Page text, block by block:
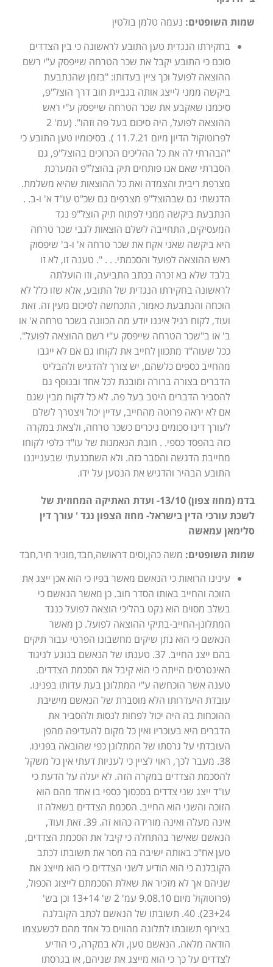
שמות השופטים: נעמה טלמן בולטין
בחקירתו הנגדית טען התובע לראשונה כי בין הצדדים
סוכם כי התובע יקבל את שכר הטרחה שייפסק ע"י רשם
ההוצאה לפועל וכך ציין בעדותו: "בזמן שהנתבעת
ביקשה ממני לייצג אותה בגביית חוב דרך הוצל"פ,
סיכמנו שאקבע את שכר הטרחה שייפסק ע"י ראש
ההוצאה לפועל, היה סיכום בעל פה וזהו". (עמ' 2
לפרוטוקול הדיון מיום 11.7.21 ). בסיכומיו טען התובע כי
"הבהרתי לה את כל ההליכים הכרוכים בהוצל"פ, גם
הסברתי שאם אנו פותחים תיק בהוצל"פ המערכת
מצרפת ריבית והצמדה ואת כל ההוצאות שהיא משלמת.
הדגשתי גם שבהוצל"פ מצרפים גם שכ"ט עו"ד א' ו-ב. .
הנתבעת ביקשה ממני לפתוח תיק הוצל"פ נגד
המעסיקים, התחייבה לשלם הוצאות לגבי שכר טרחה
היא ביקשה שאני אקח את שכר טרחה א' ו-ב' שיפסוק
ראש ההוצאה לפועל והסכמתי. . . ". טענה זו, לא זו
בלבד שלא בא זכרה בכתב התביעה, וזו הועלתה
לראשונה בחקירתו הנגדית של התובע, אלא שזו כלל לא
הוכחה והנתבעת כאמור, התכחשה לסיכום מעין זה. זאת
ועוד, לקוח רגיל איננו יודע מה הכוונה בשכר טרחה א' או
ב' או ב"שכר הטרחה שייפסק ע"י רשם ההוצאה לפועל".
ככל שעוה"ד מתכוון לחייב את לקוחו גם אם לא ייגבו
מהחייב כספים כלשהם, יש צורך להדגיש ולהבליט
הדברים בצורה ברורה ומובנת לכל אחד ובנוסף גם
להסביר הדברים היטב בעל פה. לא כל לקוח מבין שגם
אם לא יראה פרוטה מהחייב, עדיין יכול ויצטרך לשלם
לעורך דינו סכומים ניכרים כשכר טרחה, ולצאת במקרה
כזה בהפסד כספי. . חובת הנאמנות של עו"ד כלפי לקוחו
מחייבת הדגשה והסבר כזה. ולא השתכנעתי שבענייננו
התובע הבהיר והדגיש את הנטען על ידו.
בדמ (מחוז צפון) 13/10- ועדת האתיקה המחוזית של
לשכת עורכי הדין בישראל- מחוז הצפון נגד ' עורך דין
סלימאן עמאשה
שמות השופטים: משה כהן,וסים דראושה,חבד,מוניר חיר,חבד
עינינו הרואות כי הנאשם מאשר בפיו כי הוא אכן ייצג את
הזוכה והחייב באותו הסדר חוב. כן מאשר הנאשם כי
בשלב מסוים הוא נקט בהליכי הוצאה לפועל כנגד
המתלונן-החייב-בתיקי ההוצאה לפועל. כן מאשר
הנאשם כי הוא נתן שיקים מחשבונו הפרטי עבור תיקים
בהם ייצג החייב. 37. טענתו של הנאשם בנוגע לניגוד
האינטרסים הייתה כי הוא קיבל את הסכמת הצדדים.
טענה אשר הוכחשה ע"י המתלונן בעת עדותו בפנינו.
עובדת היעדרותו הלא מוסברת של הנאשם מישיבת
ההוכחות בה היה יכול לפחות לנסות ולהסביר את
הדברים היא בעוכריו ואין כל מקום להעדיפה מהפן
העובדתי על גרסתו של המתלונן כפי שהובאה בפנינו.
38. מעבר לכך, ראוי לציין כי לעניות דעתי אין כל משקל
להסכמת הצדדים במקרה הזה. לא יעלה על הדעת כי
עו"ד ייצג שני צדדים בסכסוך כספי בו אחד מהם הוא
הזוכה והשני הוא החייב. הסכמת הצדדים בשאלה זו
אינה מעלה ואינה מורידה כהוא זה. 39. זאת ועוד,
הנאשם שאישר בהתחלה כי קיבל את הסכמת הצדדים,
טען אח"כ באותה ישיבה בה מסר את תשובתו לכתב
הקובלנה כי הוא הודיע לשני הצדדים כי הוא מייצג את
שניהם אך לא מזכיר את שאלת הסכמתם לייצוג הכפול,
(פרוטוקול מיום 9.08.10 עמ' 2 ש' 13+14 וכן בש'
23+24). 40. תשובתו של הנאשם לכתב הקובלנה
בצירוף תשובתו לתלונה מהווים כל אחד מהם לכשעצמו
הודאה מלאה. הנאשם טען, ולא במקרה, כי הודיע
לצדדים על כך כי הוא מייצג את שניהם, או בגרסתו